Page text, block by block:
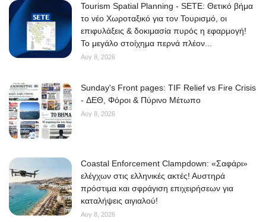
Tourism Spatial Planning - SETE: Θετικό βήμα
το νέο Χωροταξικό για τον Τουρισμό, οι
επιφυλάξεις & δοκιμασία πυρός η εφαρμογή!
Το μεγάλο στοίχημα περνά πλέον...
Αυγ 8, 2026
Sunday's Front pages: TIF Relief vs Fire Crisis
- ΔΕΘ, Φόροι & Πύρινο Μέτωπο
Αυγ 8, 2026
Coastal Enforcement Clampdown: «Σαφάρι»
ελέγχων στις ελληνικές ακτές! Αυστηρά
πρόστιμα και σφράγιση επιχειρήσεων για
καταλήψεις αιγιαλού!
Αυγ 8, 2026